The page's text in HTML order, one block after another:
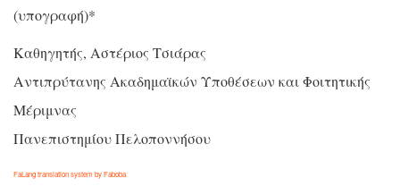
(υπογραφή)*
Καθηγητής, Αστέριος Τσιάρας
Αντιπρύτανης Ακαδημαϊκών Υποθέσεων και Φοιτητικής
Μέριμνας
Πανεπιστημίου Πελοποννήσου
FaLang translation system by Faboba